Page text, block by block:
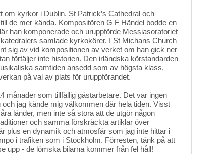
om kyrkor i Dublin. St Patrick’s Cathedral och
de mer kända. Kompositören G F Händel bodde en
han komponerade och uruppförde Messiasoratoriet
samlade kyrkokörer. I St Michans Church
sig av vid kompositionen av verket om han gick ner
förtäljer inte historien. Den irländska körstandarden
samtiden ansedd som av högsta klass,
på val av plats för uruppförandet.
månader som tillfällig gästarbetare. Det var ingen
jag kände mig välkommen där hela tiden. Visst
länder, men inte så stora att de utgör någon
och samma förskräckta artiklar över
plus en dynamik och atmosfär som jag inte hittar i
i trafiken som i Stockholm. Förresten, tänk på att
upp - de lömska bilarna kommer från fel håll!